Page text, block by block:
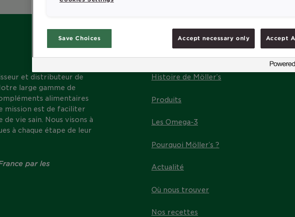
et distributeur de
large gamme de
alimentaires
mission est de faciliter
de vie sain. Nous visons à
à chaque étape de leur
par les
MENU
Histoire de Möller’s
Produits
Les Omega-3
Pourquoi Möller’s ?
Actualité
Où nous trouver
Nos recettes
Save Choices Accept necessary only Accept